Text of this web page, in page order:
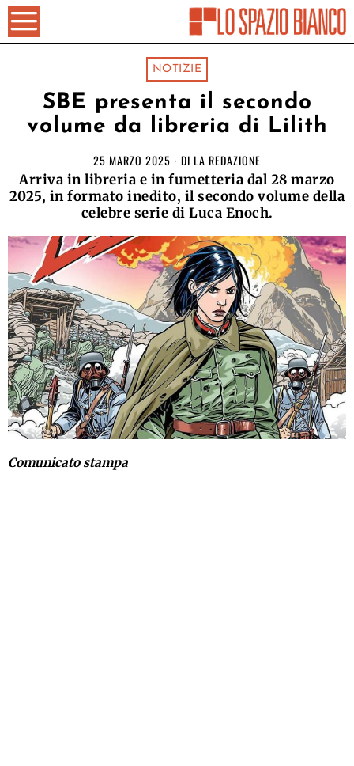
NOTIZIE
SBE presenta il secondo
volume da libreria di Lilith
25 MARZO 2025 DI LA REDAZIONE
Arriva in libreria e in fumetteria dal 28 marzo
2025, in formato inedito, il secondo volume della
celebre serie di Luca Enoch.
Comunicato stampa